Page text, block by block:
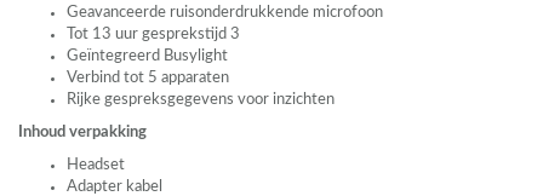
Geavanceerde ruisonderdrukkende microfoon
Tot 13 uur gesprekstijd 3
Geïntegreerd Busylight
Verbind tot 5 apparaten
Rijke gespreksgegevens voor inzichten
Inhoud verpakking
Headset
Adapter kabel